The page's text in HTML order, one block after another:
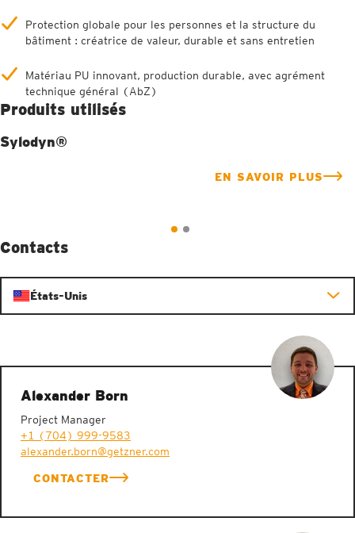
Protection globale pour les personnes et la structure du
bâtiment : créatrice de valeur, durable et sans entretien
Matériau PU innovant, production durable, avec agrément
technique général (AbZ)
Produits utilisés
Sylodyn®
Des élastomères aux caractéristiques élastiques
EN SAVOIR PLUS
Contacts
États-Unis
Alexander Born
Project Manager
+1 (704) 999-9583
alexander.born@getzner.com
CONTACTER